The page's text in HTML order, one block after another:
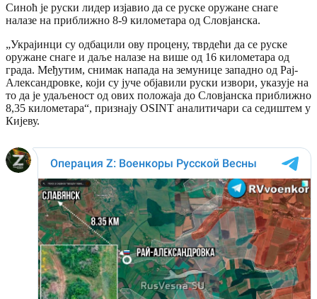
Синоћ је руски лидер изјавио да се руске оружане снаге
налазе на приближно 8-9 километара од Словјанска.
„Украјинци су одбацили ову процену, тврдећи да се руске
оружане снаге и даље налазе на више од 16 километара од
града. Међутим, снимак напада на земунице западно од Рај-
Александровке, који су јуче објавили руски извори, указује на
то да је удаљеност од ових положаја до Словјанска приближно
8,35 километара“, признају OSINT аналитичари са седиштем у
Кијеву.